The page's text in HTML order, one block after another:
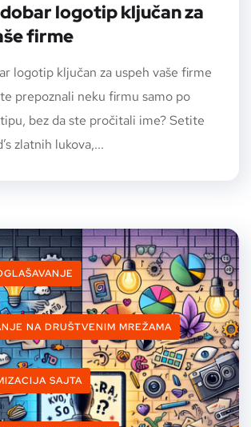
logotip ključan za
firme
logotip ključan za uspeh vaše firme
prepoznali neku firmu samo po
bez da ste pročitali ime? Setite
zlatnih lukova,...
NA DRUŠTVENIM MREŽAMA
SAJTA